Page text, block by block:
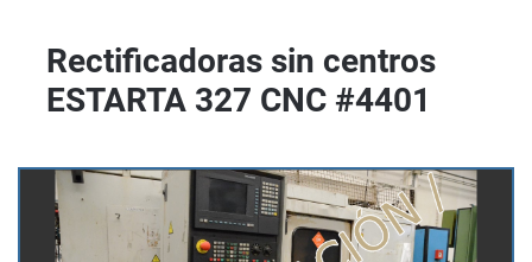
Rectificadoras sin centros
ESTARTA 327 CNC #4401